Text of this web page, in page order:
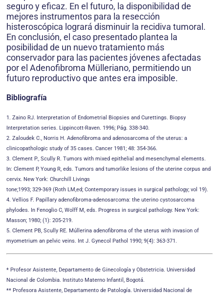
seguro y eficaz. En el futuro, la disponibilidad de
mejores instrumentos para la resección
histeroscópica logrará disminuir la recidiva tumoral.
En conclusión, el caso presentado plantea la
posibilidad de un nuevo tratamiento más
conservador para las pacientes jóvenes afectadas
por el Adenofibroma Mülleriano, permitiendo un
futuro reproductivo que antes era imposible.
Bibliografía
1. Zaino RJ. Interpretation of Endometrial Biopsies and Curettings. Biopsy
Interpretation series. Lippincott-Raven. 1996; Pág. 338-340.
2. Zaloudek C., Norris H. Adenofibroma and adenosarcoma of the uterus: a
clinicopathologic study of 35 cases. Cancer 1981; 48: 354-366.
3. Clement P., Scully R. Tumors with mixed epithelial and mesenchymal elements.
In: Clement P, Young R, eds. Tumors and tumorlike lesions of the uterine corpus and
cervix. New York: Churchill Livings
tone;1993; 329-369 (Roth LM,ed; Contemporary issues in surgical pathology; vol 19).
4. Vellios F. Papillary adenofibroma-adenosarcoma: the uterino cystosarcoma
phylodes. In Fenoglio C, Wolff M, eds. Progress in surgical pathology. New York:
Masson; 1980; (1): 205-219.
5. Clement PB, Scully RE. Múllerina adenofibroma of the uterus with invasion of
myometrium an pelvic veins. Int J. Gynecol Pathol 1990; 9(4): 363-371.
* Profesor Asistente, Departamento de Ginecología y Obstetricia. Universidad
Nacional de Colombia. Instituto Materno Infantil, Bogotá.
** Profesora Asistente, Departamento de Patología. Universidad Nacional de